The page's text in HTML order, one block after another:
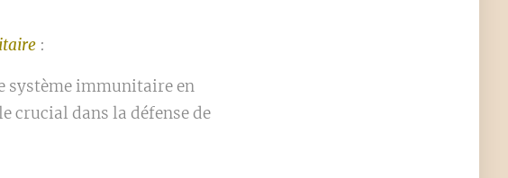
:
système immunitaire en
crucial dans la défense de